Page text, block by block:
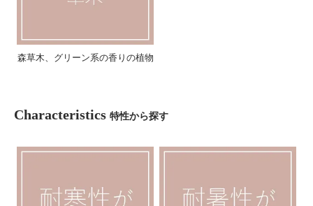
森草木、グリーン系の香りの植物
Characteristics 特性から探す